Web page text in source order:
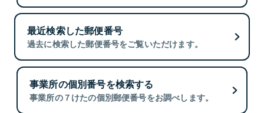
最近検索した郵便番号
過去に検索した郵便番号をご覧いただけます。
事業所の個別番号を検索する
事業所の７けたの個別郵便番号をお調べします。